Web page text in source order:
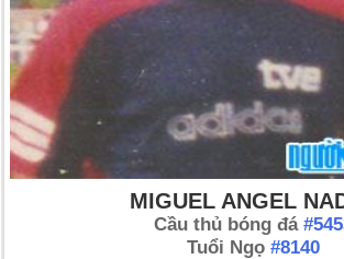
MIGUEL ANGEL
Cầu thủ bóng đá
Tuổi Ngọ #8140